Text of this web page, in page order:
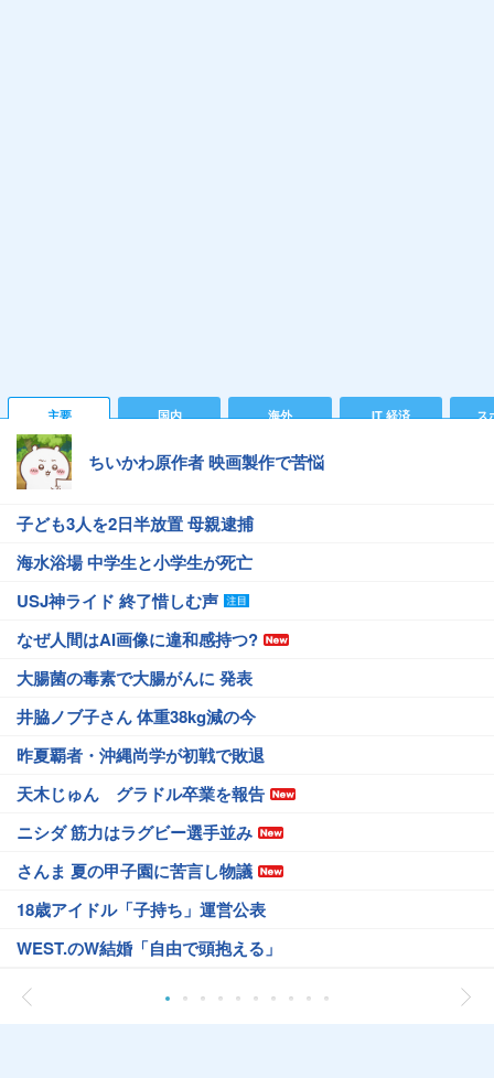
主要 国内 海外 IT 経済 ス
ちいかわ原作者 映画製作で苦悩
子ども3人を2日半放置 母親逮捕
海水浴場 中学生と小学生が死亡
USJ神ライド 終了惜しむ声
なぜ人間はAI画像に違和感持つ?
大腸菌の毒素で大腸がんに 発表
井脇ノブ子さん 体重38kg減の今
昨夏覇者・沖縄尚学が初戦で敗退
天木じゅん グラドル卒業を報告
ニシダ 筋力はラグビー選手並み
さんま 夏の甲子園に苦言し物議
18歳アイドル「子持ち」運営公表
WEST.のW結婚「自由で頭抱える」